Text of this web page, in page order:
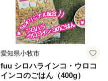
愛知県小牧市
fuu シロハラインコ・ウロコ
インコのごはん（400g）